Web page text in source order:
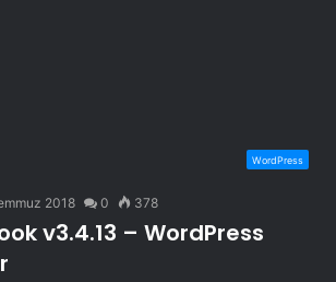
WordPress
2018 0 378
v3.4.13 – WordPress